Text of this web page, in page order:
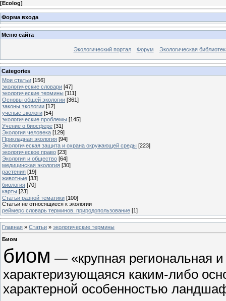
[Ecolog]
Форма входа
Меню сайта
Экологический портал Форум Экологическая
Categories
Мои статьи [156]
экологические словари [47]
экологические термины [111]
Основы общей экологии [361]
законы экологии [12]
ученые экологи [54]
экологические проблемы [145]
Учение о биосфере [31]
Экология человека [129]
Прикладная экология [94]
Экологическая защита и охрана окружающей среды [223]
экологическое право [23]
Экология и общество [64]
медицинская экология [30]
растения [19]
животные [33]
биология [70]
карты [23]
Статьи разной тематики [100]
Статьи не относящиеся к экологии
реймерс словарь терминов. природопользование [1]
Главная » Статьи » экологические термины
Биом
биом — «крупная региональная
характеризующаяся каким-либо
характерной особенностью